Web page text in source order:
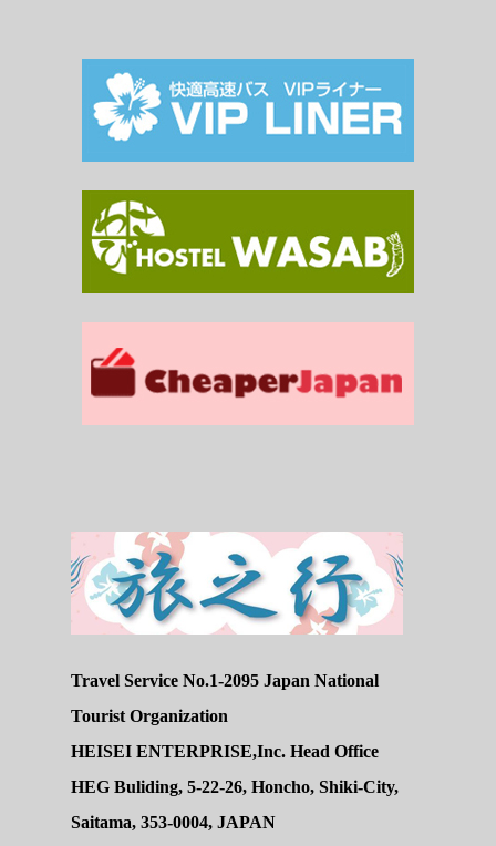
Travel Service No.1-2095 Japan National
Tourist Organization
HEISEI ENTERPRISE,Inc. Head Office
HEG Buliding, 5-22-26, Honcho, Shiki-City,
Saitama, 353-0004, JAPAN